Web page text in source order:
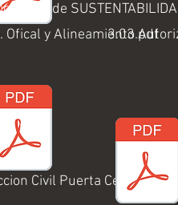
Ofical y Alineamiento.pdf
de
3.03
Civil Puerta Centro.pdf